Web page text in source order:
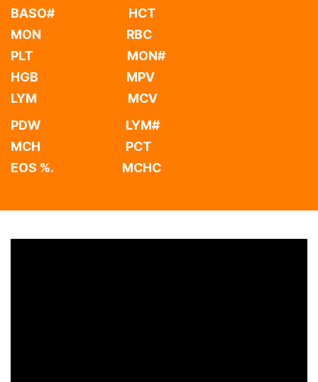
BASO# HCT
MON RBC
PLT MON#
HGB MPV
LYM MCV
PDW LYM#
MCH PCT
EOS %. MCHC